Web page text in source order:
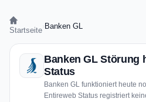
Startseite Banken GL
Banken GL Störung
Status
Banken GL funktioniert heute
Entireweb Status registriert